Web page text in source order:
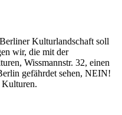
Kulturlandschaft soll
wir, die mit der
Wissmannstr. 32, einen
gefährdet sehen, NEIN!
Kulturen.